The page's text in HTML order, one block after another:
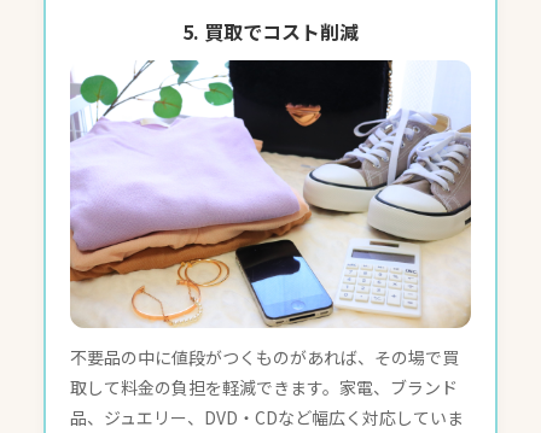
5. 買取でコスト削減
不要品の中に値段がつくものがあれば、その場で買
取して料金の負担を軽減できます。家電、ブランド
品、ジュエリー、DVD・CDなど幅広く対応していま